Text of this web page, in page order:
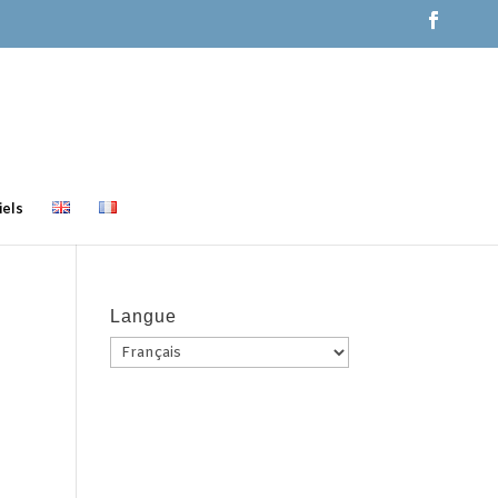
Langue
Langue